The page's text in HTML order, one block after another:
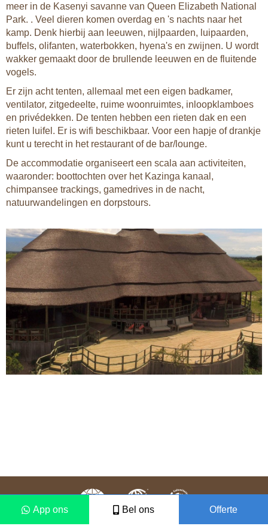
meer in de Kasenyi savanne van Queen Elizabeth National
Park. . Veel dieren komen overdag en 's nachts naar het
kamp. Denk hierbij aan leeuwen, nijlpaarden, luipaarden,
buffels, olifanten, waterbokken, hyena's en zwijnen. U wordt
wakker gemaakt door de brullende leeuwen en de fluitende
vogels.
Er zijn acht tenten, allemaal met een eigen badkamer,
ventilator, zitgedeelte, ruime woonruimtes, inloopklamboes
en privédekken. De tenten hebben een rieten dak en een
rieten luifel. Er is wifi beschikbaar. Voor een hapje of drankje
kunt u terecht in het restaurant of de bar/lounge.
De accommodatie organiseert een scala aan activiteiten,
waaronder: boottochten over het Kazinga kanaal,
chimpansee trackings, gamedrives in de nacht,
natuurwandelingen en dorpstours.
App ons Bel ons Offerte